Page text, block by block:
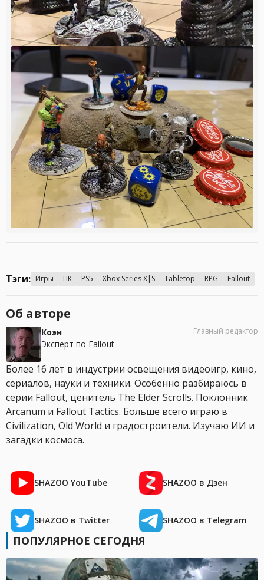
Тэги: Игры ПК PS5 Xbox Series X|S Tabletop RPG Fallout
Об авторе
Коэн
Эксперт по Fallout
Главный редактор
Более 16 лет в индустрии освещения видеоигр, кино,
сериалов, науки и техники. Особенно разбираюсь в
серии Fallout, ценитель The Elder Scrolls. Поклонник
Arcanum и Fallout Tactics. Больше всего играю в
Civilization, Old World и градостроители. Изучаю ИИ и
загадки космоса.
SHAZOO YouTube SHAZOO в Дзен
SHAZOO в Twitter SHAZOO в Telegram
ПОПУЛЯРНОЕ СЕГОДНЯ